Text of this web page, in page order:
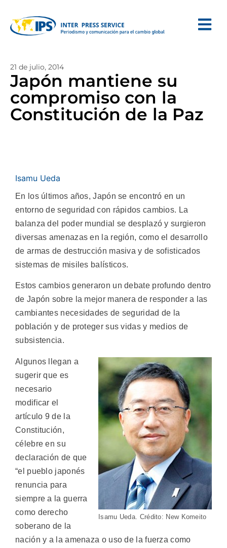
21 de julio, 2014
Japón mantiene su
compromiso con la
Constitución de la Paz
Isamu Ueda
En los últimos años, Japón se encontró en un
entorno de seguridad con rápidos cambios. La
balanza del poder mundial se desplazó y surgieron
diversas amenazas en la región, como el desarrollo
de armas de destrucción masiva y de sofisticados
sistemas de misiles balísticos.
Estos cambios generaron un debate profundo dentro
de Japón sobre la mejor manera de responder a las
cambiantes necesidades de seguridad de la
población y de proteger sus vidas y medios de
subsistencia.
Isamu Ueda. Crédito: New Komeito
Algunos llegan a
sugerir que es
necesario
modificar el
artículo 9 de la
Constitución,
célebre en su
declaración de que
“el pueblo japonés
renuncia para
siempre a la guerra
como derecho
soberano de la
nación y a la amenaza o uso de la fuerza como